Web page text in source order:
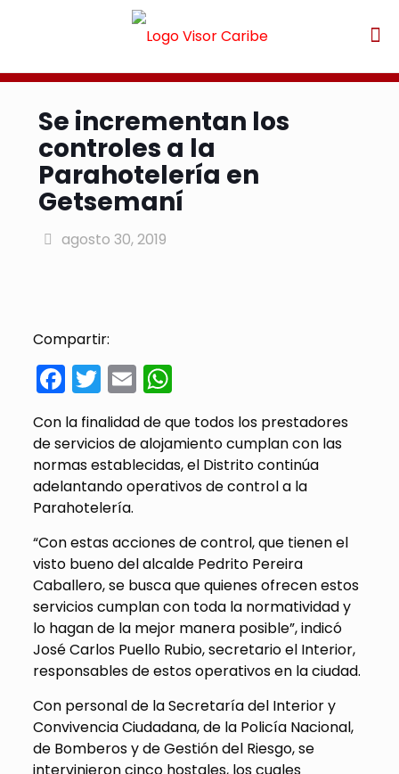
Se incrementan los
controles a la
Parahotelería en
Getsemaní
agosto 30, 2019
Compartir:
Facebook
Twitter
EmailWhatsApp
Con la finalidad de que todos los prestadores
de servicios de alojamiento cumplan con las
normas establecidas, el Distrito continúa
adelantando operativos de control a la
Parahotelería.
“Con estas acciones de control, que tienen el
visto bueno del alcalde Pedrito Pereira
Caballero, se busca que quienes ofrecen estos
servicios cumplan con toda la normatividad y
lo hagan de la mejor manera posible”, indicó
José Carlos Puello Rubio, secretario el Interior,
responsables de estos operativos en la ciudad.
Con personal de la Secretaría del Interior y
Convivencia Ciudadana, de la Policía Nacional,
de Bomberos y de Gestión del Riesgo, se
intervinieron cinco hostales, los cuales